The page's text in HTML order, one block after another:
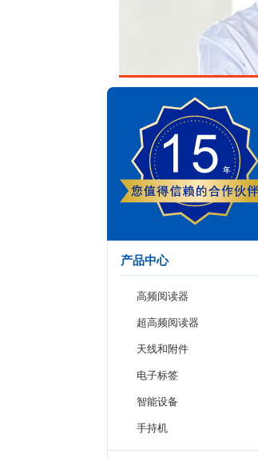
产品中心
高频阅读器
超高频阅读器
天线和附件
电子标签
智能设备
手持机